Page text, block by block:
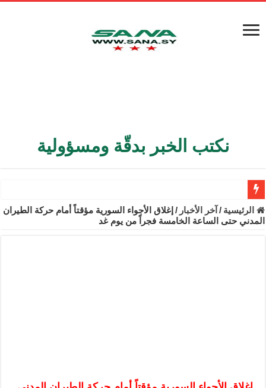
نكتب الخبر بدقّة ومسؤولية
الأمن الداخلي يعثر على مقبرة جماعية في ريف اللاذقية تضم 9 جثامين
الوزير الشيباني يبحث في باريس تعزيز الاستقرار في سوريا
الرئيسية / آخر الأخبار / إغلاق الأجواء السورية مؤقتاً أمام حركة الطيران
المدني حتى الساعة الخامسة فجراً من يوم غد